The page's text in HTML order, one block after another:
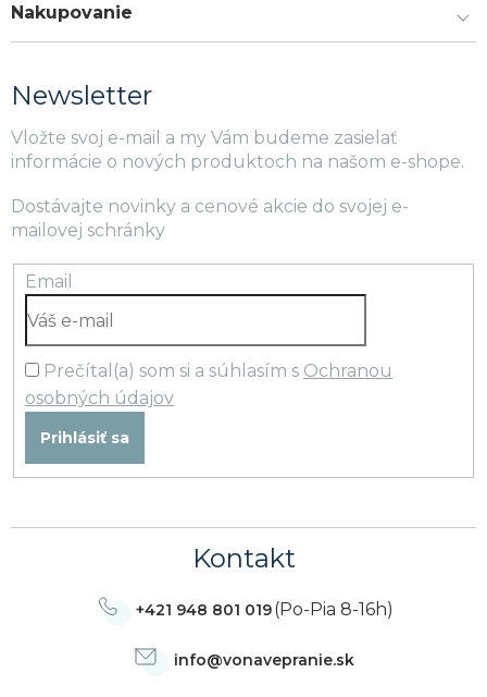
Nakupovanie
Newsletter
Vložte svoj e-mail a my Vám budeme zasielať
informácie o nových produktoch na našom e-shope.
Dostávajte novinky a cenové akcie do svojej e-
mailovej schránky
Email
Prečítal(a) som si a súhlasím s Ochranou
osobných údajov
Prihlásiť sa
Kontakt
info@vonavepranie.sk
+421 948 801 019(Po-Pia 8-16h)